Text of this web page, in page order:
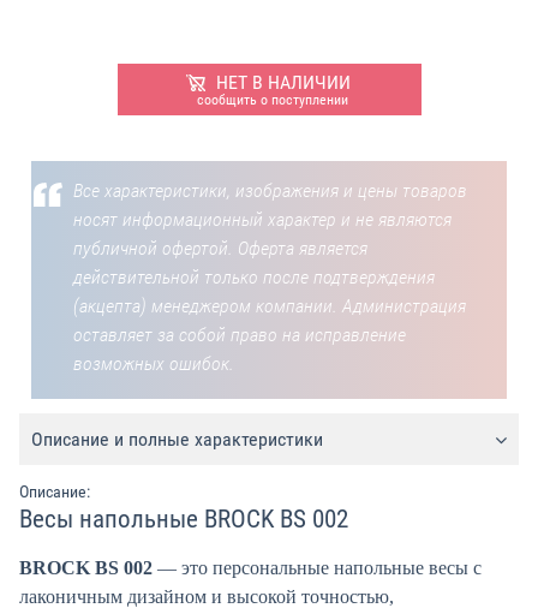
НЕТ В НАЛИЧИИ
сообщить о поступлении
Все характеристики, изображения и цены товаров
носят информационный характер и не являются
публичной офертой. Оферта является
действительной только после подтверждения
(акцепта) менеджером компании. Администрация
оставляет за собой право на исправление
возможных ошибок.
Описание и полные характеристики
Описание:
Весы напольные BROCK BS 002
BROCK BS 002 — это персональные напольные весы с
лаконичным дизайном и высокой точностью,